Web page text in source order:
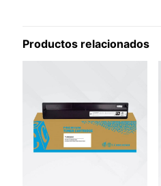
Productos relacionados